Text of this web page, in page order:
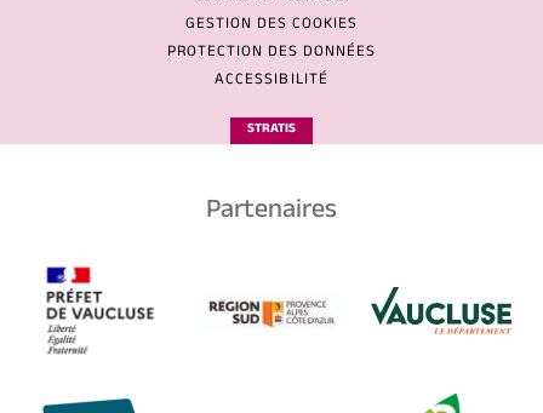
GESTION DES COOKIES
PROTECTION DES DONNÉES
ACCESSIBILITÉ
STRATIS
Partenaires